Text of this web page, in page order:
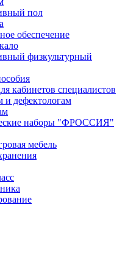
пол
обеспечение
физкультурный
кабинетов специалистов
и дефектологам
наборы "ФРОССИЯ"
мебель